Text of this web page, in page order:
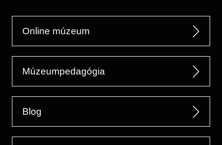
Online múzeum
Múzeumpedagógia
Blog